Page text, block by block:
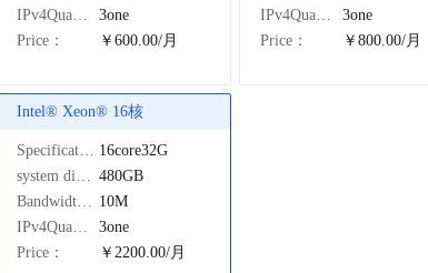
IPv4Quantity：
3one
Price：
￥600.00/月
IPv4Quantity：
3one
Price：
￥800.00/月
Intel®️ Xeon®️ 16核
Specifications： 16core32G
system disk： 480GB
Bandwidth： 10M
IPv4Quantity：
3one
Price：
￥2200.00/月